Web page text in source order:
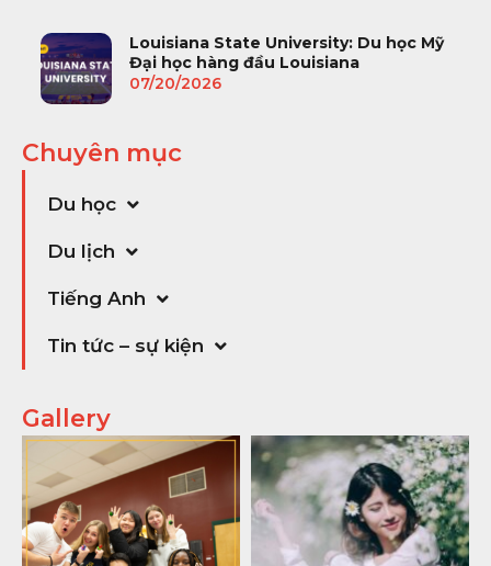
Louisiana State University: Du học Mỹ
Đại học hàng đầu Louisiana
07/20/2026
Chuyên mục
Du học
Du lịch
Tiếng Anh
Tin tức – sự kiện
Gallery